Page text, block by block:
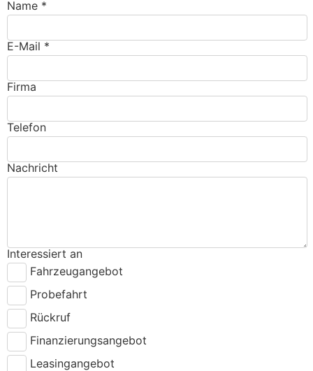
Name *
E-Mail *
Firma
Telefon
Nachricht
Interessiert an
Fahrzeugangebot
Probefahrt
Rückruf
Finanzierungsangebot
Leasingangebot